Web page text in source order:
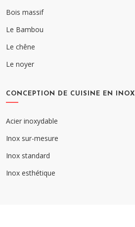
Bois massif
Le Bambou
Le chêne
Le noyer
CONCEPTION DE CUISINE EN INOX
Acier inoxydable
Inox sur-mesure
Inox standard
Inox esthétique